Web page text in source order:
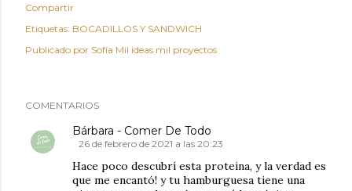
Compartir
Etiquetas: BOCADILLOS Y SANDWICH
Publicado por Sofía Mil ideas mil proyectos
COMENTARIOS
Bárbara - Comer De Todo
26 de febrero de 2021 a las 20:23
Hace poco descubrí esta proteina, y la verdad es
que me encantó! y tu hamburguesa tiene una